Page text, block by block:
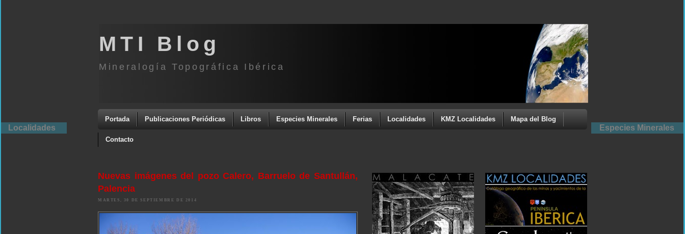
MTI Blog
Mineralogía Topográfica Ibérica
Portada Publicaciones Periódicas Libros Especies Minerales Ferias Localidades KMZ Localidades Mapa del Blog
Contacto
Nuevas imágenes del pozo Calero, Barruelo de Santullán,
Palencia
MARTES, 30 DE SEPTIEMBRE DE 2014
Localidades Especies Minerales